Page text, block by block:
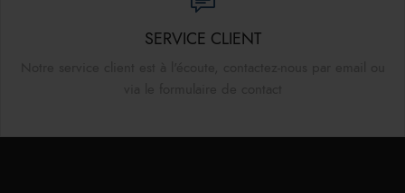
SERVICE CLIENT